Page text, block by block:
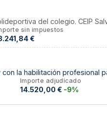
del colegio. CEIP
sin impuestos
€
la habilitación profesional
Importe adjudicado
14.520,00 € -9%